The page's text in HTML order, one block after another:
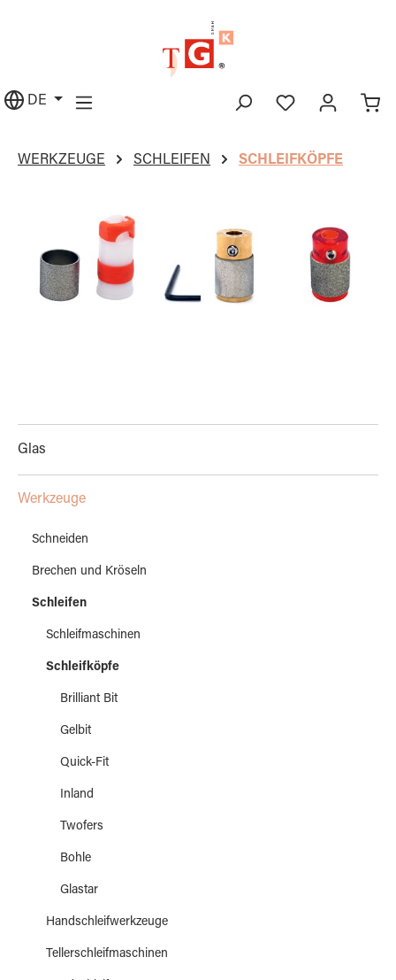
DE
WERKZEUGE SCHLEIFEN SCHLEIFKÖPFE
Glas
Werkzeuge
Schneiden
Brechen und Kröseln
Schleifen
Schleifmaschinen
Schleifköpfe
Brilliant Bit
Gelbit
Quick-Fit
Inland
Twofers
Bohle
Glastar
Handschleifwerkzeuge
Tellerschleifmaschinen